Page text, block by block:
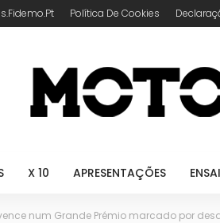
Política De Cookies
X 10 APRESENTAÇÕES
num Grande Prémio marcado por